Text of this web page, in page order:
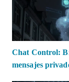
Chat Control:
mensajes